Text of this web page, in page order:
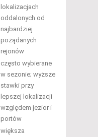
lokalizacjach
oddalonych od
najbardziej
pożądanych
rejonów
często wybierane
w sezonie; wyższe
stawki przy
lepszej lokalizacji
względem jezior i
portów
większa